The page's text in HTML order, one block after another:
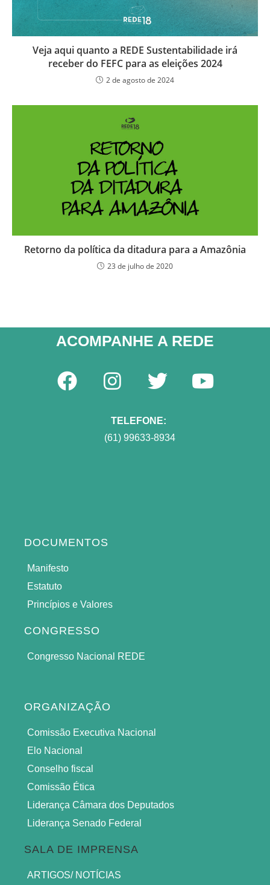
Veja aqui quanto a REDE Sustentabilidade irá
receber do FEFC para as eleições 2024
2 de agosto de 2024
Retorno da política da ditadura para a Amazônia
23 de julho de 2020
ACOMPANHE A REDE​
TELEFONE:
(61) 99633-8934
DOCUMENTOS
Manifesto
Estatuto
Princípios e Valores
CONGRESSO
Congresso Nacional REDE
ORGANIZAÇÃO
Comissão Executiva Nacional
Elo Nacional
Conselho fiscal
Comissão Ética
Liderança Câmara dos Deputados
Liderança Senado Federal
SALA DE IMPRENSA
ARTIGOS/ NOTÍCIAS